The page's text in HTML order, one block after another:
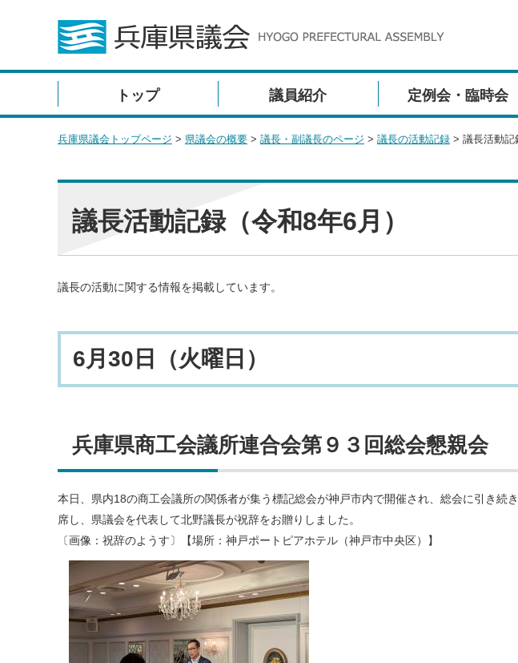
トップ 議員紹介 定例会・臨時会
兵庫県議会トップページ > 県議会の概要 > 議長・副議長のページ > 議長の活動記録 > 議長活動記
議長活動記録（令和8年6月）
議長の活動に関する情報を掲載しています。
6月30日（火曜日）
兵庫県商工会議所連合会第９３回総会懇親会
本日、県内18の商工会議所の関係者が集う標記総会が神戸市内で開催され、総会に引き続
席し、県議会を代表して北野議長が祝辞をお贈りしました。
〔画像：祝辞のようす〕【場所：神戸ポートピアホテル（神戸市中央区）】